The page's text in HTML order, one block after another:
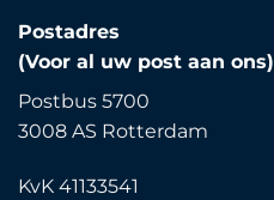
Postadres
(Voor al uw post aan ons)
Postbus 5700
3008 AS Rotterdam
KvK 41133541